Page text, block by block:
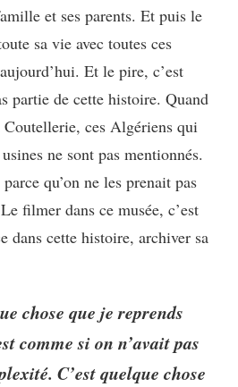
et ses parents. Et puis le
sa vie avec toutes ces
Et le pire, c’est
partie de cette histoire. Quand
Coutellerie, ces Algériens qui
ne sont pas mentionnés.
qu’on ne les prenait pas
filmer dans ce musée, c’est
dans cette histoire, archiver sa
chose que je reprends
comme si on n’avait pas
C’est quelque chose